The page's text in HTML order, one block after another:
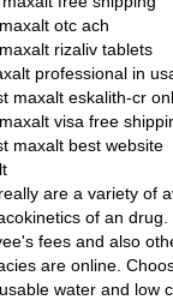
otc ach
rizaliv tablets
professional in
maxalt eskalith-cr
visa free
maxalt best website
are a variety of
of an
fees and also
are online.
water and low